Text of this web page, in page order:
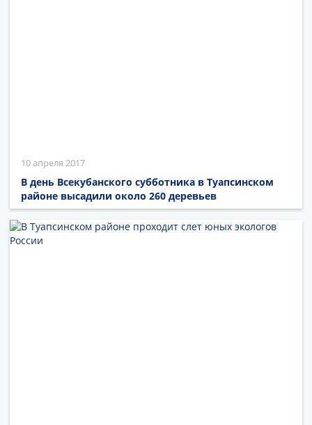
10 апреля 2017
В день Всекубанского субботника в Туапсинском
районе высадили около 260 деревьев